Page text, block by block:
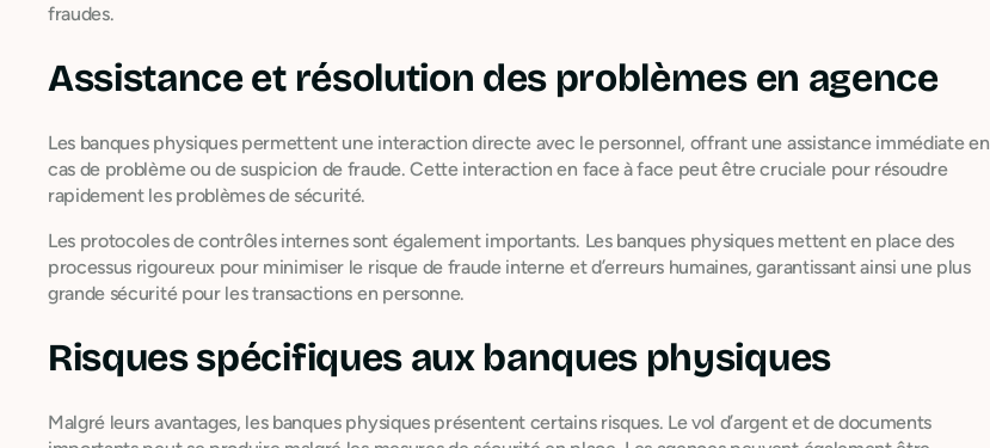
fraudes.
Assistance et résolution des problèmes en agence
Les banques physiques permettent une interaction directe avec le personnel, offrant une assistance immédiate en
cas de problème ou de suspicion de fraude. Cette interaction en face à face peut être cruciale pour résoudre
rapidement les problèmes de sécurité.
Les protocoles de contrôles internes sont également importants. Les banques physiques mettent en place des
processus rigoureux pour minimiser le risque de fraude interne et d’erreurs humaines, garantissant ainsi une plus
grande sécurité pour les transactions en personne.
Risques spécifiques aux banques physiques
Malgré leurs avantages, les banques physiques présentent certains risques. Le vol d’argent et de documents